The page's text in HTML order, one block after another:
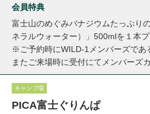
会員特典
富士山のめぐみバナジウムたっぷり
ネラルウォーター）」500mlを１本プ
※ご予約時にWILD-1メンバーズであ
またご来場時に受付にてメンバーズ
キャンプ場
PICA富士ぐりんぱ